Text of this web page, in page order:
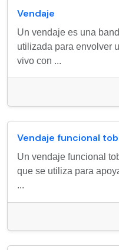
Vendaje
Un vendaje es una
utilizada para envolver
vivo con ...
Vendaje funcional
Un vendaje funcional
que se utiliza para
...